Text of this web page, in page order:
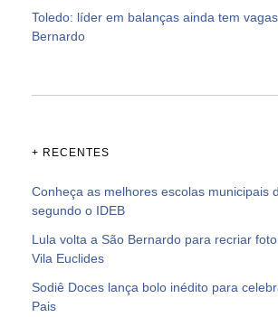
Toledo: líder em balanças ainda tem
Bernardo
+ RECENTES
Conheça as melhores escolas municipais
segundo o IDEB
Lula volta a São Bernardo para recriar
Vila Euclides
Sodiê Doces lança bolo inédito para
Pais